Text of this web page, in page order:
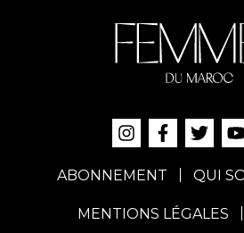
ABONNEMENT QUI
MENTIONS LÉGALES